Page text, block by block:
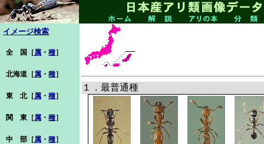
イメージ検索
全 国［属 ・ 種］
北海道［属 ・ 種］
東 北［属 ・ 種］
関 東［属 ・ 種］
中 部［属 ・ 種］
１．最普通種